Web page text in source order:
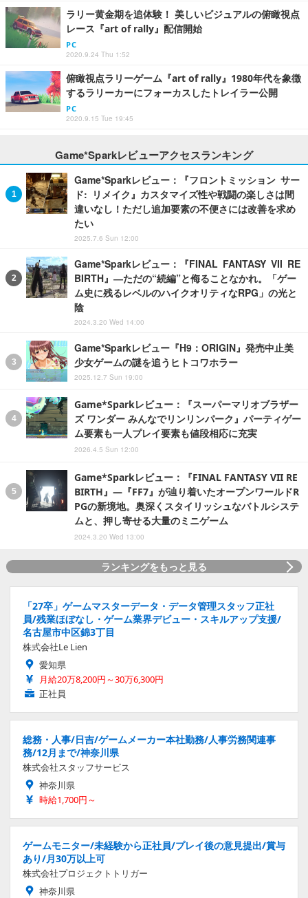
ラリー黄金期を追体験！ 美しいビジュアルの俯瞰視点
レース『art of rally』配信開始
PC
2020.9.24 Thu 1:52
俯瞰視点ラリーゲーム『art of rally』1980年代を象徴
するラリーカーにフォーカスしたトレイラー公開
PC
2020.9.15 Tue 19:45
Game*Sparkレビューアクセスランキング
Game*Sparkレビュー：『フロントミッション サー
ド: リメイク』カスタマイズ性や戦闘の楽しさは間
違いなし！ただし追加要素の不便さには改善を求め
たい
2025.7.6 Sun 12:00
Game*Sparkレビュー：『FINAL FANTASY VII RE
BIRTH』―ただの“続編”と侮ることなかれ。「ゲー
ム史に残るレベルのハイクオリティなRPG」の光と
陰
2024.3.20 Wed 14:00
Game*Sparkレビュー『H9：ORIGIN』発売中止美
少女ゲームの謎を追うヒトコワホラー
2025.12.7 Sun 19:00
Game*Sparkレビュー：『スーパーマリオブラザー
ズ ワンダー みんなでリンリンパーク』パーティゲー
ム要素も一人プレイ要素も値段相応に充実
2026.4.5 Sun 12:00
Game*Sparkレビュー：『FINAL FANTASY VII RE
BIRTH』―『FF7』が辿り着いたオープンワールドR
PGの新境地。奥深くスタイリッシュなバトルシステ
ムと、押し寄せる大量のミニゲーム
2024.3.20 Wed 13:00
ランキングをもっと見る
「27卒」ゲームマスターデータ・データ管理スタッフ正社
員/残業ほぼなし・ゲーム業界デビュー・スキルアップ支援/
名古屋市中区錦3丁目
株式会社Le Lien
愛知県
月給20万8,200円～30万6,300円
正社員
総務・人事/日吉/ゲームメーカー本社勤務/人事労務関連事
務/12月まで/神奈川県
株式会社スタッフサービス
神奈川県
時給1,700円～
ゲームモニター/未経験から正社員/プレイ後の意見提出/賞与
あり/月30万以上可
株式会社プロジェクトトリガー
神奈川県